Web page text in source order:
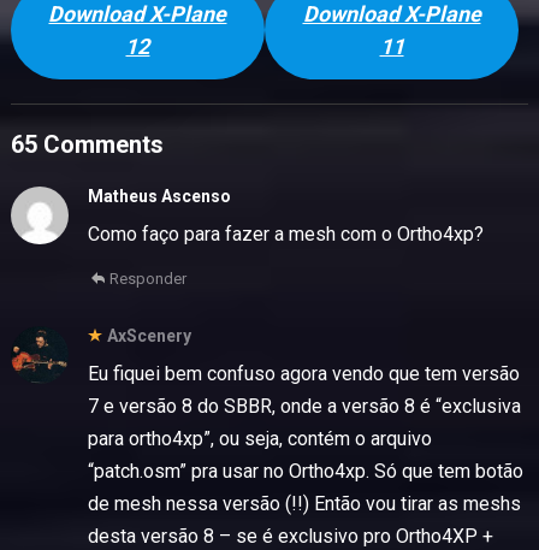
Download X-Plane
12
Download X-Plane
11
65 Comments
Matheus Ascenso
Como faço para fazer a mesh com o Ortho4xp?
Responder
AxScenery
Eu fiquei bem confuso agora vendo que tem versão
7 e versão 8 do SBBR, onde a versão 8 é “exclusiva
para ortho4xp”, ou seja, contém o arquivo
“patch.osm” pra usar no Ortho4xp. Só que tem botão
de mesh nessa versão (!!) Então vou tirar as meshs
desta versão 8 – se é exclusivo pro Ortho4XP +